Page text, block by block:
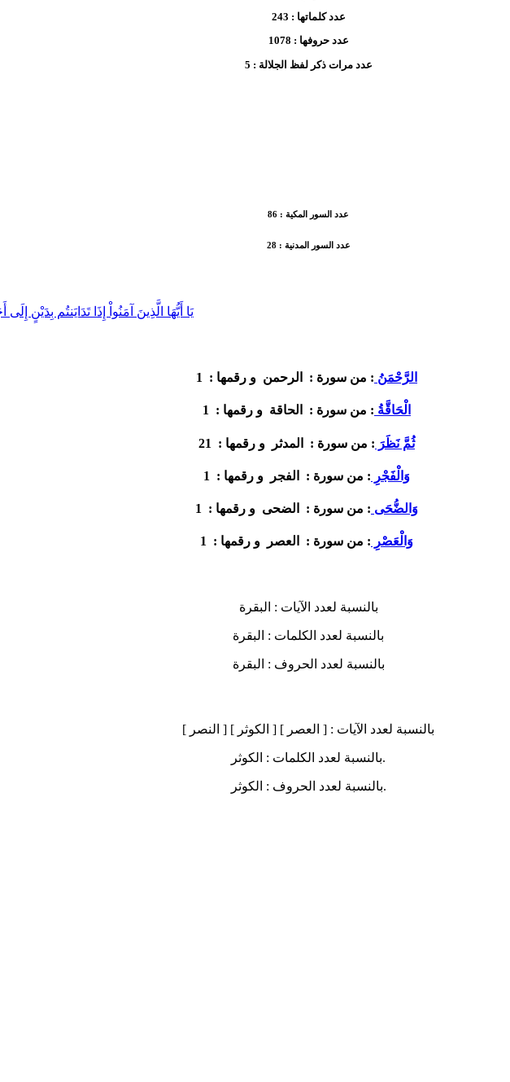
عدد كلماتها : 243
عدد حروفها : 1078
عدد مرات ذكر لفظ الجلالة : 5
عدد السور المكية : 86
عدد السور المدنية :28
يَا أَيُّهَا الَّذِينَ آمَنُواْ إِذَا تَدَايَنتُم بِدَيْنٍ
الرَّحْمَنُ : من سورة : الرحمن و رقمها :
الْحَاقَّةُ : من سورة : الحاقة و رقمها :
ثُمَّ نَظَرَ : من سورة : المدثر و رقمها : 21
وَالْفَجْرِ : من سورة : الفجر و رقمها :
وَالضُّحَى : من سورة : الضحى و رقمها :
وَالْعَصْرِ : من سورة : العصر و رقمها :
بالنسبة لعدد الآيات : البقرة
بالنسبة لعدد الكلمات : البقرة
بالنسبة لعدد الحروف : البقرة
بالنسبة لعدد الآيات : [ العصر ] [ الكوثر ] [ النصر ]
بالنسبة لعدد الكلمات :الكوثر.
بالنسبة لعدد الحروف :الكوثر.